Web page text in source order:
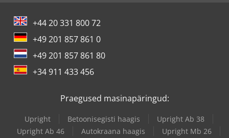
+44 20 331 800 72
+49 201 857 861 0
+49 201 857 861 80
+34 911 433 456
Praegused masinapäringud:
Upright Betoonisegisti haagis
Upright Ab 38
Upright Ab 46
Autokraana haagis
Upright Mb 26